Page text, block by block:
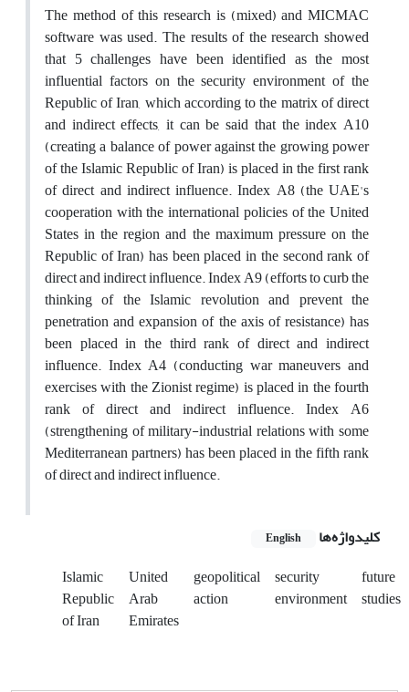
The method of this research is (mixed) and MICMAC
software was used. The results of the research showed
that 5 challenges have been identified as the most
influential factors on the security environment of the
Republic of Iran, which according to the matrix of direct
and indirect effects, it can be said that the index A10
(creating a balance of power against the growing power
of the Islamic Republic of Iran) is placed in the first rank
of direct and indirect influence. Index A8 (the UAE's
cooperation with the international policies of the United
States in the region and the maximum pressure on the
Republic of Iran) has been placed in the second rank of
direct and indirect influence. Index A9 (efforts to curb the
thinking of the Islamic revolution and prevent the
penetration and expansion of the axis of resistance) has
been placed in the third rank of direct and indirect
influence. Index A4 (conducting war maneuvers and
exercises with the Zionist regime) is placed in the fourth
rank of direct and indirect influence. Index A6
(strengthening of military-industrial relations with some
Mediterranean partners) has been placed in the fifth rank
of direct and indirect influence.
کلیدواژه‌ها English
Islamic
Republic
of Iran
United
Arab
Emirates
geopolitical
action
security
environment
future
studies